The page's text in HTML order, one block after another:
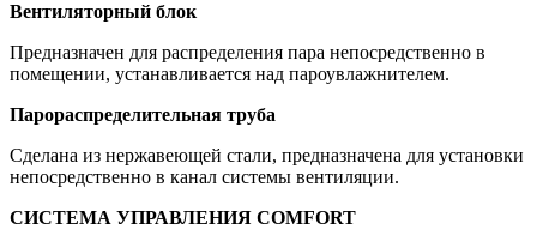
Вентиляторный блок
Предназначен для распределения пара непосредственно в
помещении, устанавливается над пароувлажнителем.
Парораспределительная труба
Сделана из нержавеющей стали, предназначена для установки
непосредственно в канал системы вентиляции.
СИСТЕМА УПРАВЛЕНИЯ COMFORT